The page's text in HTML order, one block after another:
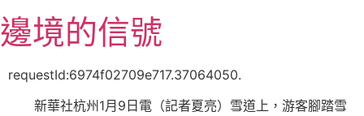
至
主
邊境的信號
requestId:6974f02709e717.37064050.
新華社杭州1月9日電（記者夏亮）雪道上，游客腳踏雪